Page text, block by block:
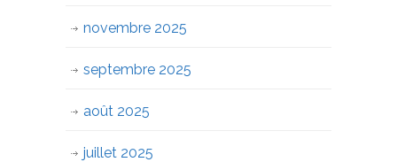
novembre 2025
septembre 2025
août 2025
juillet 2025